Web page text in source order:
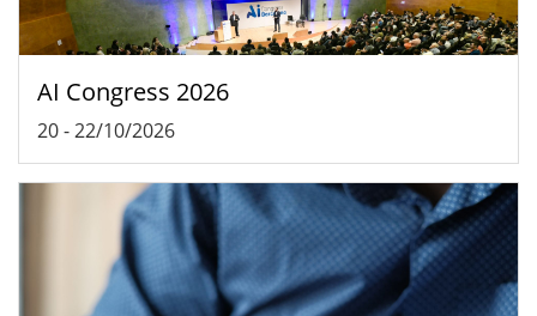
AI Congress 2026
20-22/10/2026